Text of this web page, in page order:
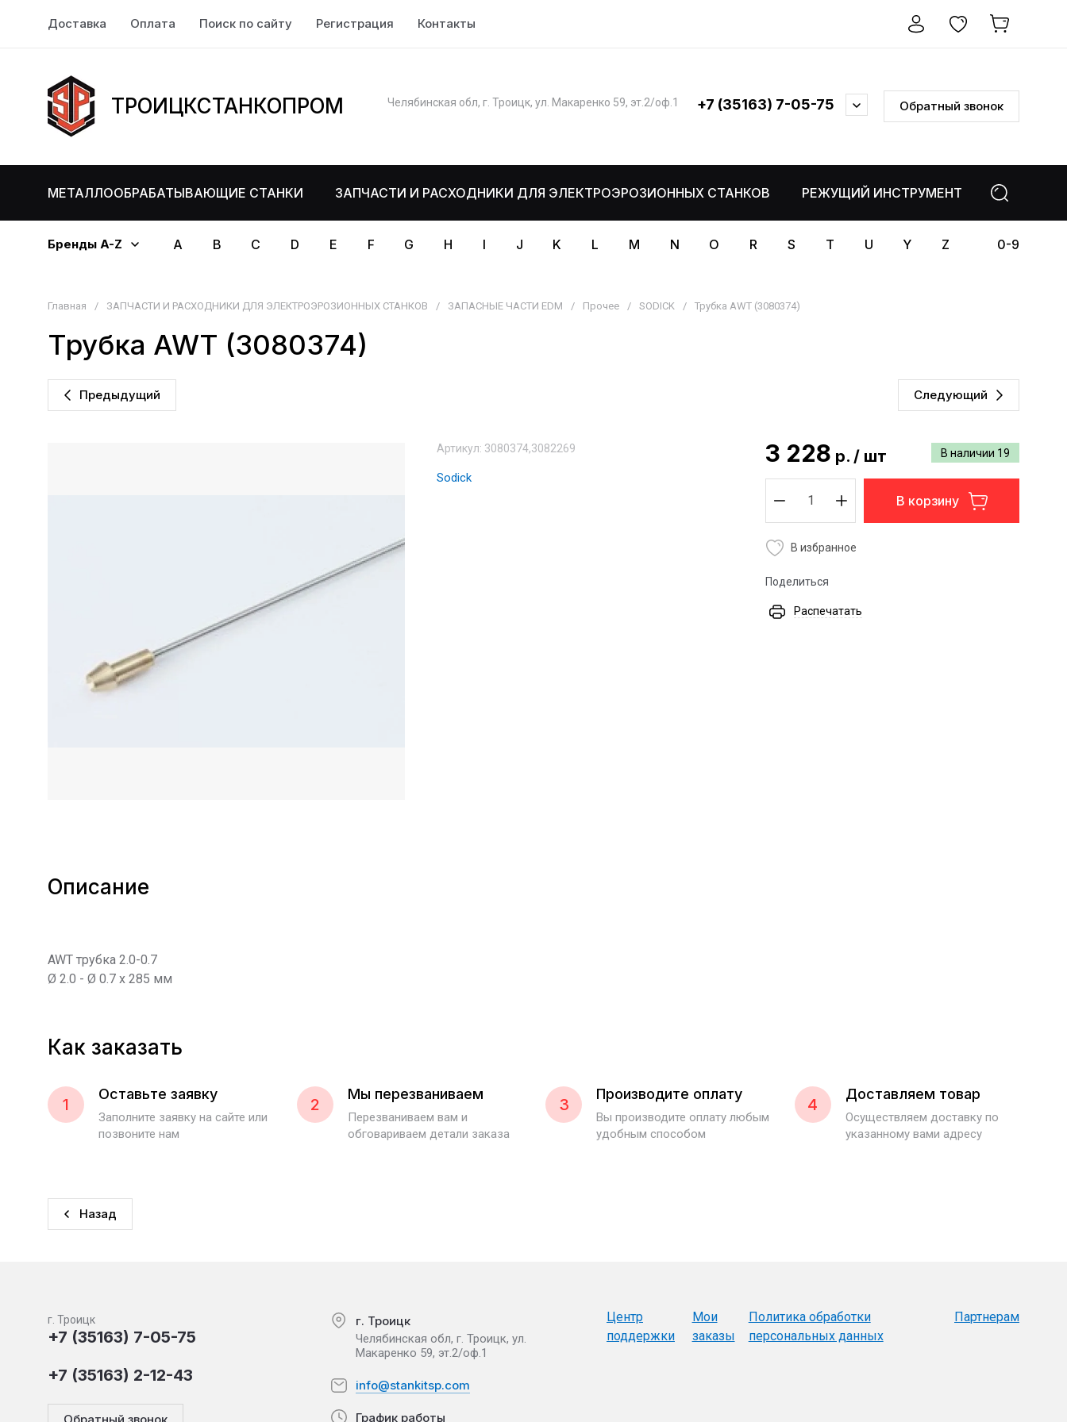
Доставка Оплата Поиск по сайту Регистрация Контакты
ТРОИЦКСТАНКОПРОМ Челябинская обл, г. Троицк, ул. Макаренко 59, эт.2/оф.1 +7 (35163) 7-05-75 Обратный звонок
МЕТАЛЛООБРАБАТЫВАЮЩИЕ СТАНКИ ЗАПЧАСТИ И РАСХОДНИКИ ДЛЯ ЭЛЕКТРОЭРОЗИОННЫХ СТАНКОВ РЕЖУЩИЙ ИНСТРУМЕНТ
Бренды A-Z 0-9
A B C D E F G H I J K L M N O R S T U Y Z
Главная / ЗАПЧАСТИ И РАСХОДНИКИ ДЛЯ ЭЛЕКТРОЭРОЗИОННЫХ СТАНКОВ / ЗАПАСНЫЕ ЧАСТИ EDM / Прочее / SODICK / Трубка AWT (3080374)
Трубка AWT (3080374)
Предыдущий Следующий
Артикул: 3080374,3082269
Sodick
В наличии 19
3 228 р. / шт
В корзину
В избранное
Поделиться
Распечатать
Описание
AWT трубка 2.0-0.7
Ø 2.0 - Ø 0.7 x 285 мм
Как заказать
1
Оставьте заявку
Заполните заявку на сайте или
позвоните нам
2
Мы перезваниваем
Перезваниваем вам и
обговариваем детали заказа
3
Производите оплату
Вы производите оплату любым
удобным способом
4
Доставляем товар
Осуществляем доставку по
указанному вами адресу
Назад
г. Троицк
+7 (35163) 7-05-75
+7 (35163) 2-12-43
г. Троицк
Челябинская обл, г. Троицк, ул.
Макаренко 59, эт.2/оф.1
info@stankitsp.com
График работы
Центр
поддержки
Мои
заказы
Политика обработки
персональных данных
Партнерам